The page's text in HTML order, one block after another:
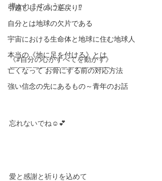
引越ししたのに逆戻り⁉️
自分とは地球の欠片である
宇宙における生命体と地球に住む地球人
本当の《地に足を付ける》とは
亡くなって お骨にする前の対応方法
強い信念の先にあるもの～青年のお話
導かれますように
《#自分の心がすべてを動かす》
﻿ ￣￣￣￣￣￣￣￣￣￣￣￣￣￣
忘れないでね☺️💕
愛と感謝と祈りを込めて